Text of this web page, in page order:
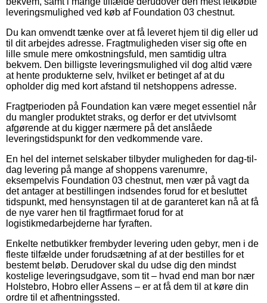
leveringsmulighed ved køb af Foundation 03 chestnut.
Du kan omvendt tænke over at få leveret hjem til dig eller ud
til dit arbejdes adresse. Fragtmuligheden viser sig ofte en
lille smule mere omkostningsfuld, men samtidig ultra
bekvem. Den billigste leveringsmulighed vil dog altid være
at hente produkterne selv, hvilket er betinget af at du
opholder dig med kort afstand til netshoppens adresse.
Fragtperioden på Foundation kan være meget essentiel når
du mangler produktet straks, og derfor er det utvivlsomt
afgørende at du kigger nærmere på det anslåede
leveringstidspunkt for den vedkommende vare.
En hel del internet selskaber tilbyder muligheden for dag-til-
dag levering på mange af shoppens varenumre,
eksempelvis Foundation 03 chestnut, men vær på vagt da
det antager at bestillingen indsendes forud for et besluttet
tidspunkt, med hensynstagen til at de garanteret kan nå at få
de nye varer hen til fragtfirmaet forud for at
logistikmedarbejderne har fyraften.
Enkelte netbutikker frembyder levering uden gebyr, men i de
fleste tilfælde under forudsætning af at der bestilles for et
bestemt beløb. Derudover skal du udse dig den mindst
kostelige leveringsudgave, som tit – hvad end man bor nær
Holstebro, Hobro eller Assens – er at få dem til at køre din
ordre til et afhentningssted.